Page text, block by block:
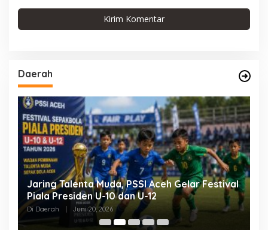
Daerah
Jaring Talenta Muda, PSSI Aceh Gelar Festival
Piala Presiden U-10 dan U-12
Di Daerah | Juni 20, 2026